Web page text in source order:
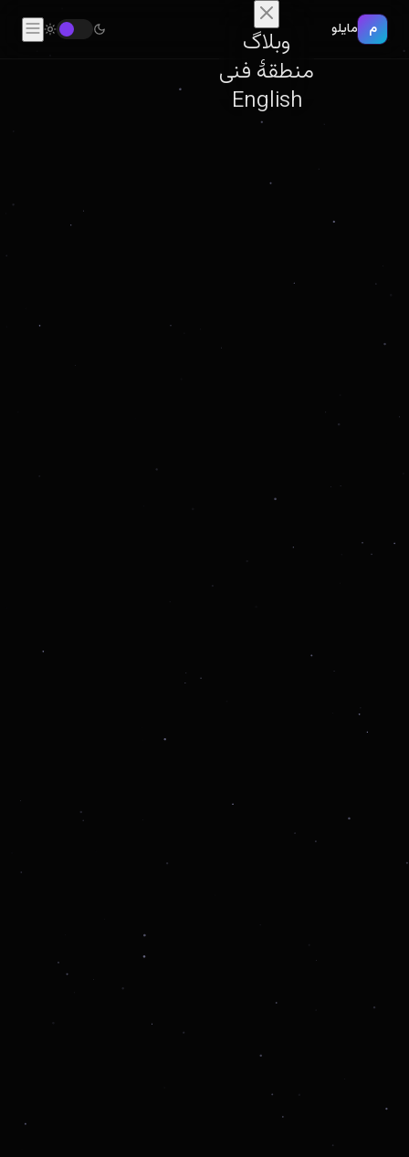
م مایلو
وبلاگ
منطقهٔ فنی
English